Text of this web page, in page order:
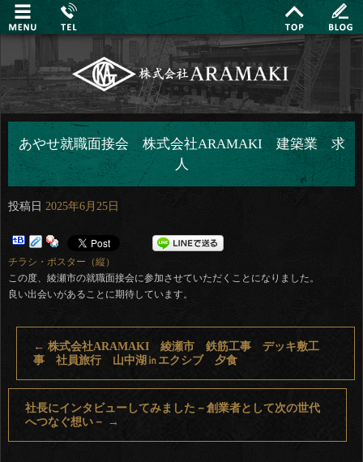
あやせ就職面接会 株式会社ARAMAKI 建築業 求
人
投稿日 2025年6月25日
チラシ・ポスター（縦）
この度、綾瀬市の就職面接会に参加させていただくことになりました。
良い出会いがあることに期待しています。
← 株式会社ARAMAKI 綾瀬市 鉄筋工事 デッキ敷工
事 社員旅行 山中湖㏌エクシブ 夕食
社長にインタビューしてみました－創業者として次の世代
へつなぐ想い－
→